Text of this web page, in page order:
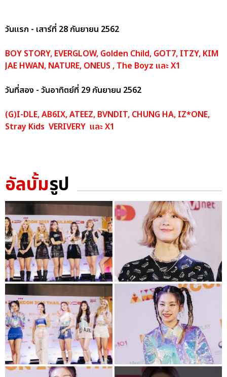
วันแรก - เสาร์ที่ 28 กันยายน 2562
BOY STORY, EVERGLOW, Golden Child, GOT7, ITZY, KIM
JAE HWAN, NATURE, ONEUS , The Boyz และ X1
วันที่สอง - วันอาทิตย์ที่ 29 กันยายน 2562
(G)I-DLE, AB6IX, ATEEZ, BVNDIT, CHUNG HA, IZ*ONE,
Stray Kids VERIVERY และ X1
อัลบั้มรูป